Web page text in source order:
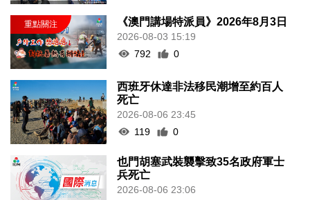
《澳門講場特派員》2026年8月3日
2026-08-03 15:19
792
0
西班牙休達非法移民潮增至約百人
死亡
2026-08-06 23:45
119
0
也門胡塞武裝襲擊致35名政府軍士
兵死亡
2026-08-06 23:06